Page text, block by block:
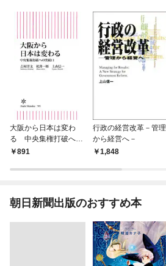
大阪から日本は変わ
る 中央集権打破への
突破口
891
行政の経営改革－管理
から経営へ－
1,848
朝日新聞出版のおすすめ本